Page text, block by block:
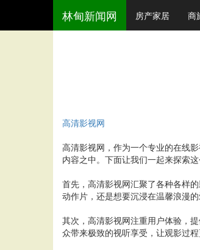
林甸新闻网 房产家居 商
高清影视网
高清影视网，作为一个专业的在线
内容之中。下面让我们一起来探索
首先，高清影视网汇聚了各种各样
动作片，还是想要沉浸在温馨浪漫
其次，高清影视网注重用户体验，
众带来极致的视听享受，让观影过程